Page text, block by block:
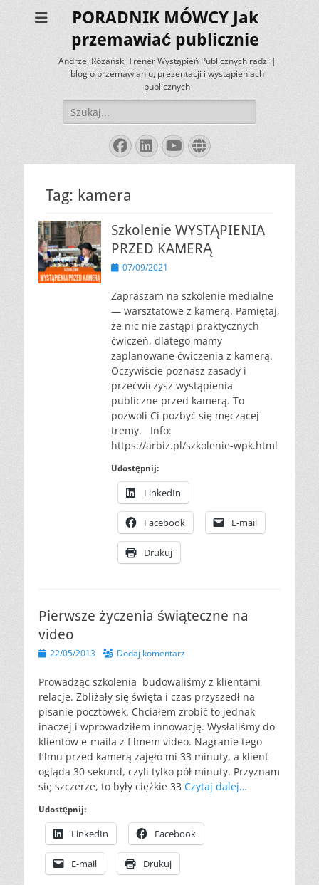
PORADNIK MÓWCY Jak
przemawiać publicznie
Andrzej Różański Trener Wystąpień Publicznych radzi |
blog o przemawianiu, prezentacji i wystąpieniach
publicznych
Szukaj:
Facebook
LinkedIn
YouTube
Website
Tag: kamera
Szkolenie WYSTĄPIENIA
PRZED KAMERĄ
Opublikowano
07/09/2021
Zapraszam na szkolenie medialne
— warsztatowe z kamerą. Pamiętaj,
że nic nie zastąpi praktycznych
ćwiczeń, dlatego mamy
zaplanowane ćwiczenia z kamerą.
Oczywiście poznasz zasady i
przećwiczysz wystąpienia
publiczne przed kamerą. To
pozwoli Ci pozbyć się męczącej
tremy. Info:
https://arbiz.pl/szkolenie-wpk.html
Udostępnij:
LinkedIn
Facebook E-mail
Drukuj
Pierwsze życzenia świąteczne na
video
Opublikowano
22/05/2013 Dodaj komentarz
Prowadząc szkolenia budowaliśmy z klientami
relacje. Zbliżały się święta i czas przyszedł na
pisanie pocztówek. Chciałem zrobić to jednak
inaczej i wprowadziłem innowację. Wysłaliśmy do
klientów e-maila z filmem video. Nagranie tego
filmu przed kamerą zajęło mi 33 minuty, a klient
ogląda 30 sekund, czyli tylko pół minuty. Przyznam
się szczerze, to były ciężkie 33 Czytaj dalej…
Udostępnij:
LinkedIn Facebook
E-mail Drukuj